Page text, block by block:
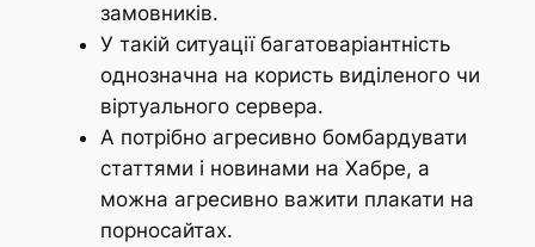
замовників.
У такій ситуації багатоваріантність
однозначна на користь виділеного чи
віртуального сервера.
А потрібно агресивно бомбардувати
статтями і новинами на Хабре, а
можна агресивно важити плакати на
порносайтах.